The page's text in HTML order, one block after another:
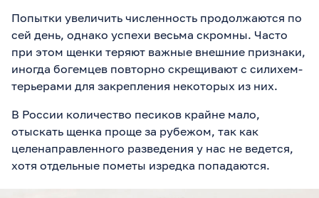
Попытки увеличить численность продолжаются по
сей день, однако успехи весьма скромны. Часто
при этом щенки теряют важные внешние признаки,
иногда богемцев повторно скрещивают с силихем-
терьерами для закрепления некоторых из них.
В России количество песиков крайне мало,
отыскать щенка проще за рубежом, так как
целенаправленного разведения у нас не ведется,
хотя отдельные пометы изредка попадаются.